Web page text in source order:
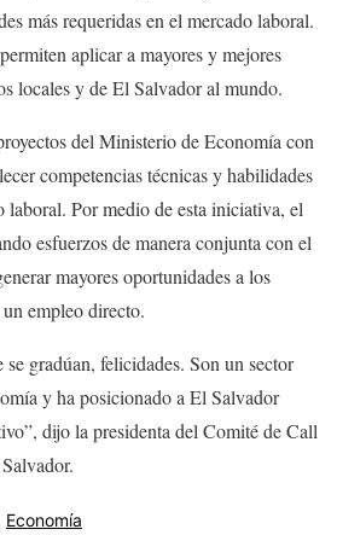
más requeridas en el mercado laboral.
aplicar a mayores y mejores
locales y de El Salvador al mundo.
del Ministerio de Economía con
competencias técnicas y habilidades
laboral. Por medio de esta iniciativa, el
esfuerzos de manera conjunta con el
mayores oportunidades a los
empleo directo.
gradúan, felicidades. Son un sector
y ha posicionado a El Salvador
dijo la presidenta del Comité de Call
Economía